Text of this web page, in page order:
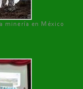
minería en México